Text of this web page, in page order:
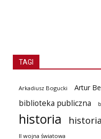
TAGI
Arkadiusz Bogucki Artur
biblioteka publiczna
historia
II wojna światowa